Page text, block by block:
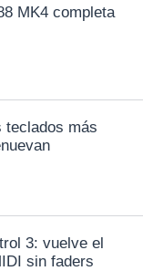
MK4 completa
teclados más
3: vuelve el
sin faders